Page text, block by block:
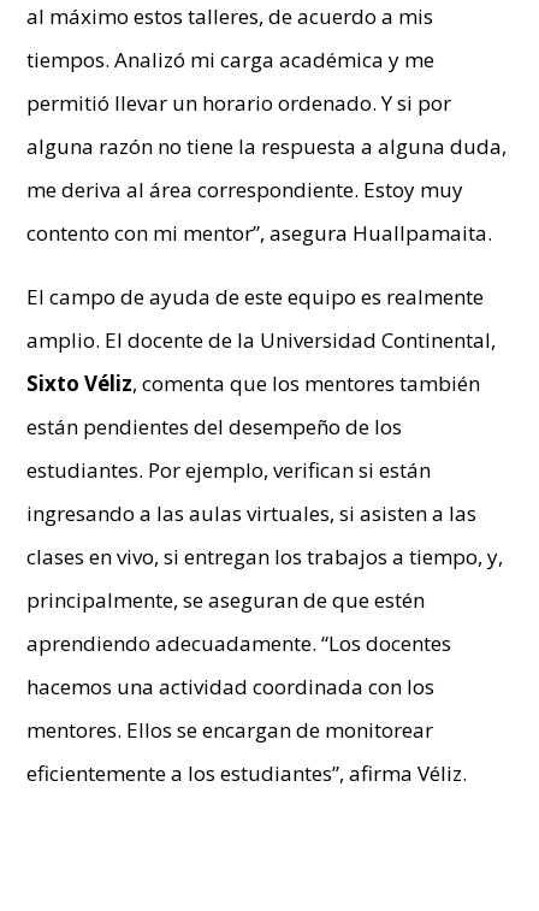
al máximo estos talleres, de acuerdo a mis
tiempos. Analizó mi carga académica y me
permitió llevar un horario ordenado. Y si por
alguna razón no tiene la respuesta a alguna duda,
me deriva al área correspondiente. Estoy muy
contento con mi mentor”, asegura Huallpamaita.
El campo de ayuda de este equipo es realmente
amplio. El docente de la Universidad Continental,
Sixto Véliz, comenta que los mentores también
están pendientes del desempeño de los
estudiantes. Por ejemplo, verifican si están
ingresando a las aulas virtuales, si asisten a las
clases en vivo, si entregan los trabajos a tiempo, y,
principalmente, se aseguran de que estén
aprendiendo adecuadamente. “Los docentes
hacemos una actividad coordinada con los
mentores. Ellos se encargan de monitorear
eficientemente a los estudiantes”, afirma Véliz.